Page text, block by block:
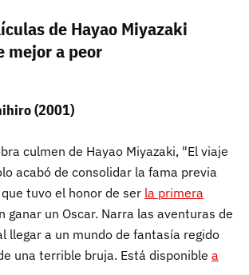
de Hayao Miyazaki
mejor a peor
(2001)
culmen de Hayao Miyazaki, "El viaje
acabó de consolidar la fama previa
tuvo el honor de ser la primera
ganar un Oscar. Narra las aventuras de
llegar a un mundo de fantasía regido
una terrible bruja. Está disponible a